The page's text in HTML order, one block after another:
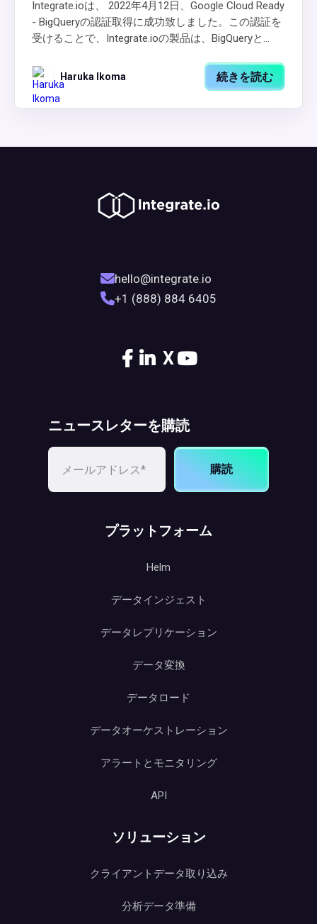
Integrate.ioは、 2022年4月12日、Google Cloud Ready
- BigQueryの認証取得に成功致しました。この認証を
受けることで、Integrate.ioの製品は、BigQueryと...
Haruka Ikoma 続きを読む
hello@integrate.io
+1 (888) 884 6405
X
ニュースレターを購読
購読
プラットフォーム
Helm
データインジェスト
データレプリケーション
データ変換
データロード
データオーケストレーション
アラートとモニタリング
API
ソリューション
クライアントデータ取り込み
分析データ準備